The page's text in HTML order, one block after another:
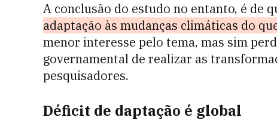
A conclusão do estudo no entanto, é de
adaptação às mudanças climáticas do
menor interesse pelo tema, mas sim
governamental de realizar as
pesquisadores.
Déficit de daptação é global